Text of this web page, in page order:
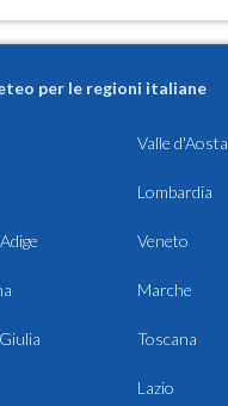
per le regioni italiane
Valle d'Aosta
Lombardia
Veneto
Marche
Toscana
Lazio